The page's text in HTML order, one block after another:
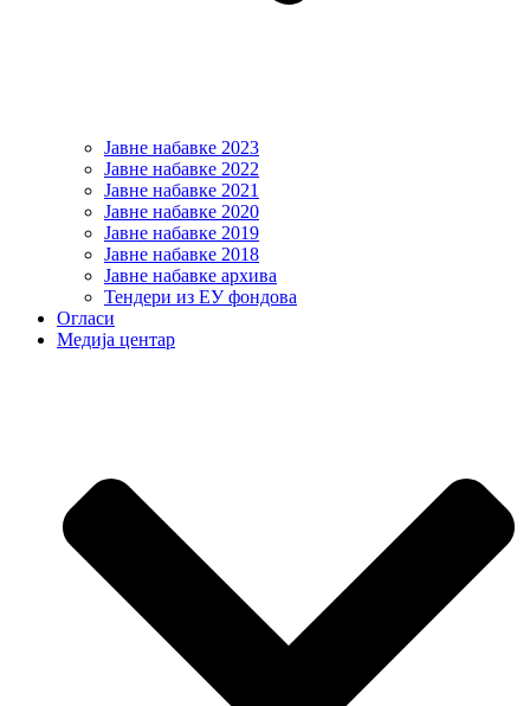
Јавне набавке 2023
Јавне набавке 2022
Јавне набавке 2021
Јавне набавке 2020
Јавне набавке 2019
Јавне набавке 2018
Јавне набавке архива
Тендери из ЕУ фондова
Огласи
Медија центар